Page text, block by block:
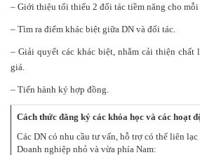
– Giới thiệu tối thiểu 2 đối tác tiềm năng cho mỗi
– Tìm ra điểm khác biệt giữa DN và đối tác.
– Giải quyết các khác biệt, nhằm cải thiện chất
giá.
– Tiến hành ký hợp đồng.
Cách thức đăng ký các khóa học và các hoạt
Các DN có nhu cầu tư vấn, hỗ trợ có thể liên
Doanh nghiệp nhỏ và vừa phía Nam: